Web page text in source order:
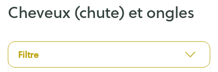
Cheveux (chute) et ongles
Filtre